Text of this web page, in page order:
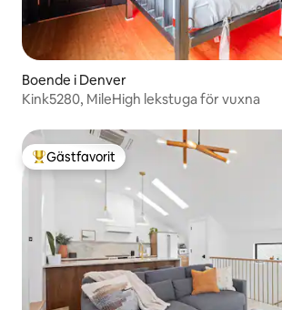
Boende i Denver
Kink5280, MileHigh lekstuga för vuxna
Populär gästfavorit
Gästfavorit